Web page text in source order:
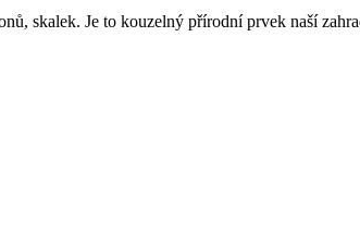
skalek. Je to kouzelný přírodní prvek naší